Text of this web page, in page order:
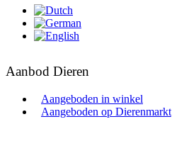
Aanbod Dieren
Aangeboden in winkel
Aangeboden op Dierenmarkt